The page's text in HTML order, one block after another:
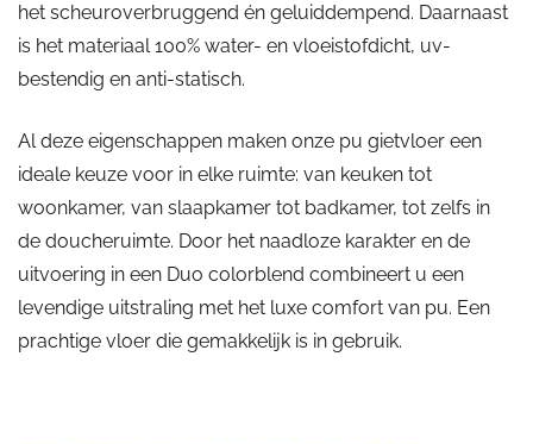
het scheuroverbruggend én geluiddempend. Daarnaast
is het materiaal 100% water- en vloeistofdicht, uv-
bestendig en anti-statisch.
Al deze eigenschappen maken onze pu gietvloer een
ideale keuze voor in elke ruimte: van keuken tot
woonkamer, van slaapkamer tot badkamer, tot zelfs in
de doucheruimte. Door het naadloze karakter en de
uitvoering in een Duo colorblend combineert u een
levendige uitstraling met het luxe comfort van pu. Een
prachtige vloer die gemakkelijk is in gebruik.